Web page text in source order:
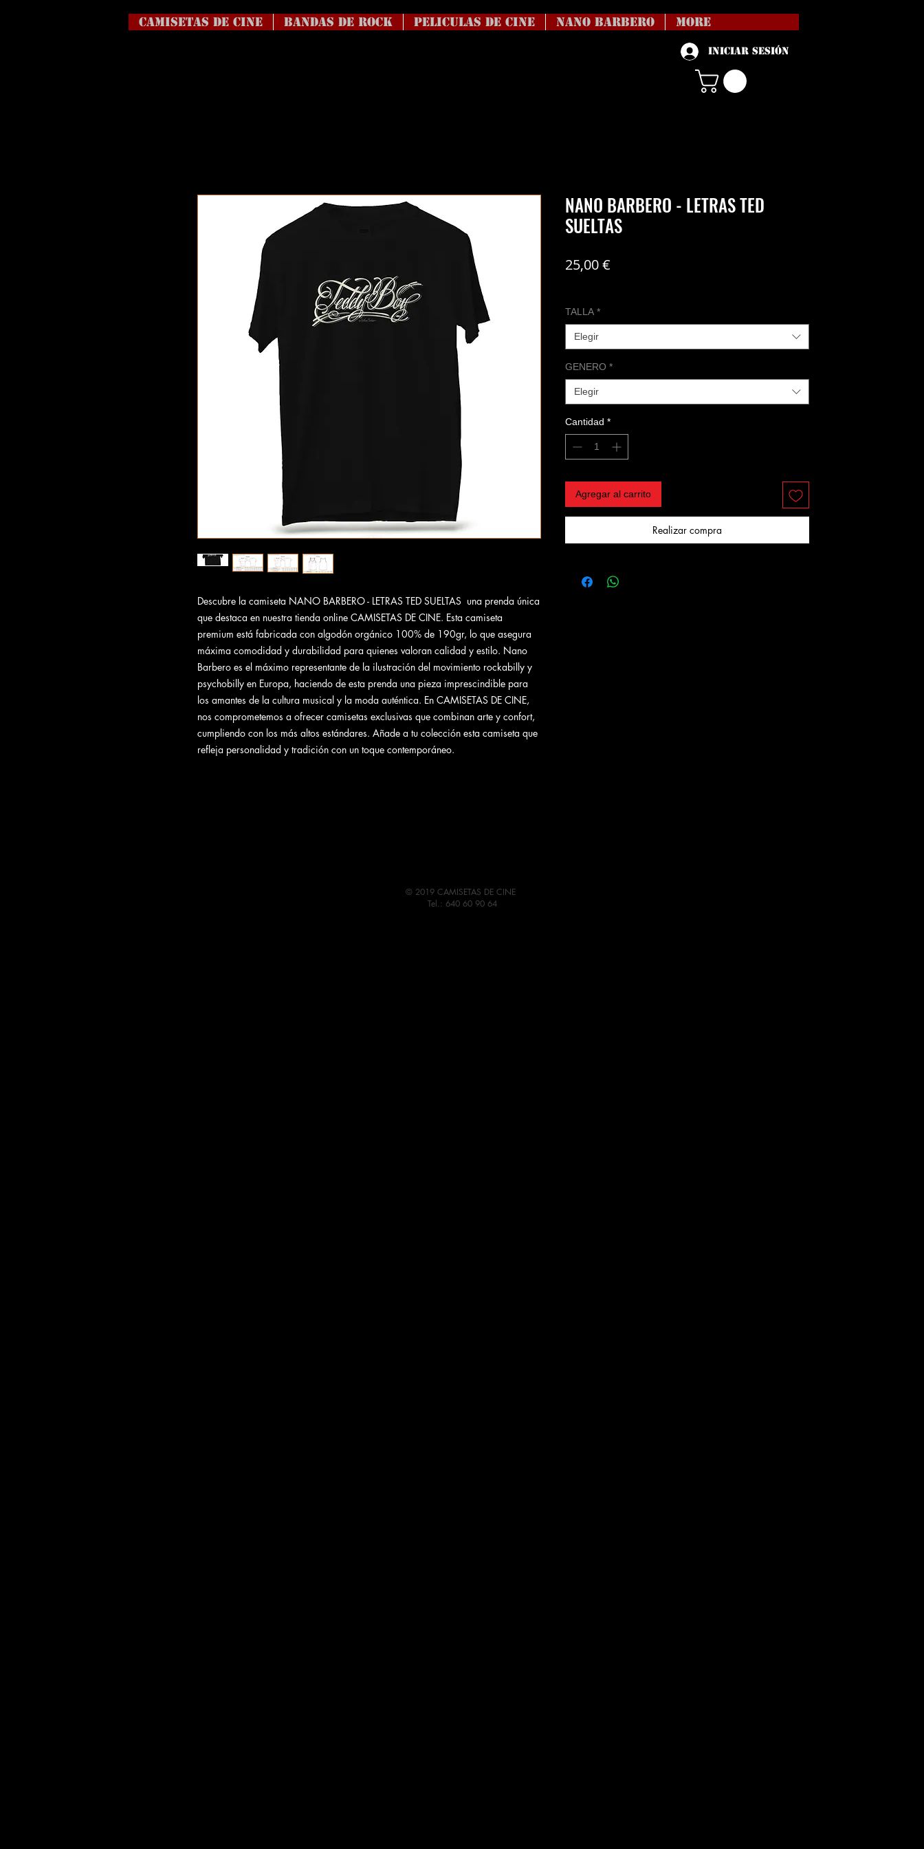
Camisetas de Cine BANDAS DE ROCK Peliculas de Cine NANO BARBERO More
Descubre la camiseta NANO BARBERO - LETRAS TED SUELTAS una prenda única
que destaca en nuestra tienda online CAMISETAS DE CINE. Esta camiseta
premium está fabricada con algodón orgánico 100% de 190gr, lo que asegura
máxima comodidad y durabilidad para quienes valoran calidad y estilo. Nano
Barbero es el máximo representante de la ilustración del movimiento rockabilly y
psychobilly en Europa, haciendo de esta prenda una pieza imprescindible para
los amantes de la cultura musical y la moda auténtica. En CAMISETAS DE CINE,
nos comprometemos a ofrecer camisetas exclusivas que combinan arte y confort,
cumpliendo con los más altos estándares. Añade a tu colección esta camiseta que
refleja personalidad y tradición con un toque contemporáneo.
NANO BARBERO - LETRAS TED
SUELTAS
25,00 €
TALLA *
Elegir
GENERO *
Elegir
Cantidad *
Agregar al carrito
Realizar compra
Iniciar sesión
© 2019 CAMISETAS DE CINE
Tel.: 640 60 90 64